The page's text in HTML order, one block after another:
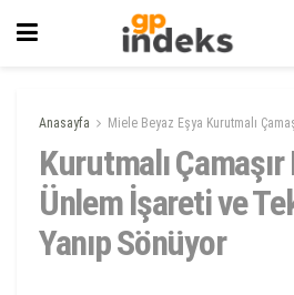
Anasayfa Miele Beyaz Eşya Kurutmalı
Kurutmalı
Ünlem İşareti ve
Yanıp Sönüyor